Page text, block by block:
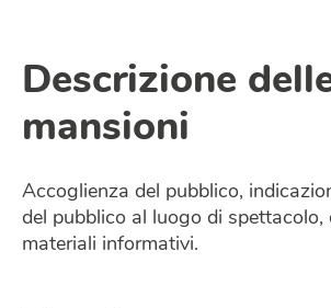
Descrizione
mansioni
Accoglienza del pubblico,
del pubblico al luogo di spettacolo,
materiali informativi.